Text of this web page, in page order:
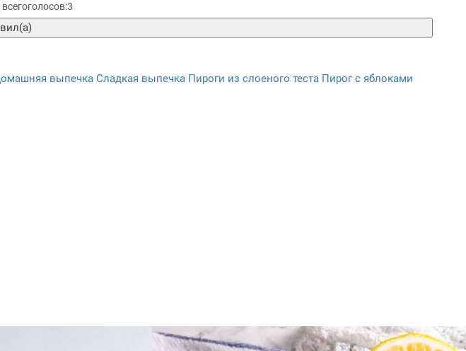
3
выпечка Сладкая выпечка Пироги из слоеного теста Пирог с яблоками